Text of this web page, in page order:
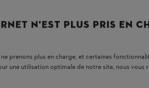
robot
N'EST PLUS PRIS EN
prenons plus en charge, et certaines
une utilisation optimale de notre site, nous vous